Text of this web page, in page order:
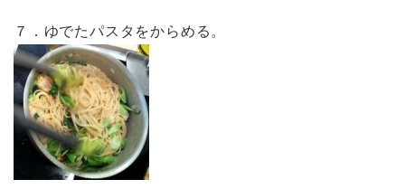
７．ゆでたパスタをからめる。